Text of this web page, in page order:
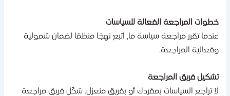
المراجعة الفعالة للسياسات
تقرر مراجعة سياسة ما، اتبع نهجًا منظمًا لضمان شمولية
المراجعة.
فريق المراجعة
تراجع السياسات بمفردك أو بفريق منعزل. شكّل فريق مراجعة